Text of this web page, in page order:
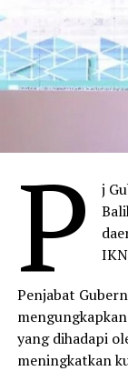
P
j
Penjabat
yang dihadapi
meningkatkan